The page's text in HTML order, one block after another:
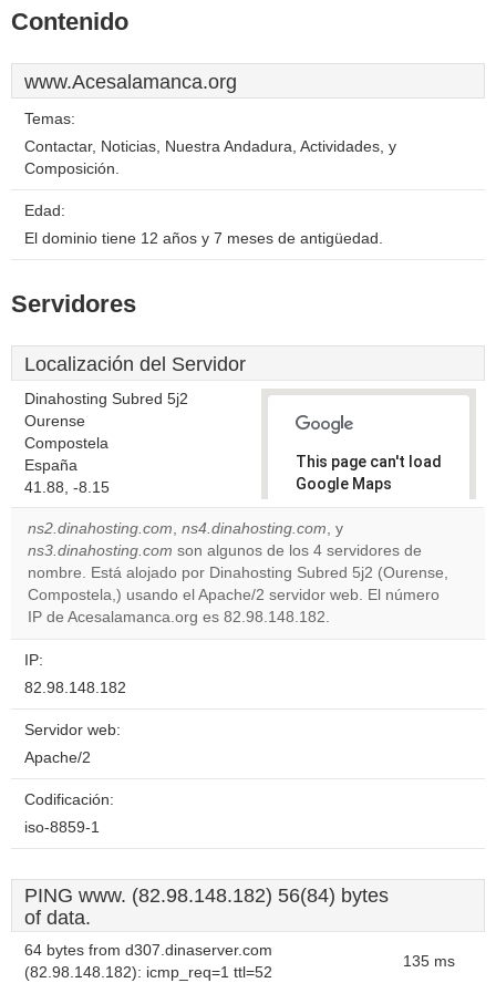
Contenido
www.Acesalamanca.org
Temas:
Contactar, Noticias, Nuestra Andadura, Actividades, y
Composición.
Edad:
El dominio tiene 12 años y 7 meses de antigüedad.
Servidores
Localización del Servidor
Dinahosting Subred 5j2
Ourense
Compostela
España
41.88, -8.15
This page can't load
Google Maps
correctly.
Do you
own this
website?
OK
ns2.dinahosting.com, ns4.dinahosting.com, y
ns3.dinahosting.com son algunos de los 4 servidores de
nombre. Está alojado por Dinahosting Subred 5j2 (Ourense,
Compostela,) usando el Apache/2 servidor web. El número
IP de Acesalamanca.org es 82.98.148.182.
IP:
82.98.148.182
Servidor web:
Apache/2
Codificación:
iso-8859-1
PING www. (82.98.148.182) 56(84) bytes
of data.
64 bytes from d307.dinaserver.com
(82.98.148.182): icmp_req=1 ttl=52
135 ms